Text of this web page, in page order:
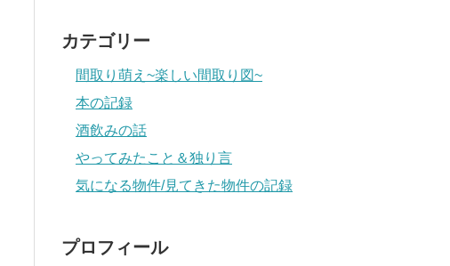
カテゴリー
間取り萌え~楽しい間取り図~
本の記録
酒飲みの話
やってみたこと＆独り言
気になる物件/見てきた物件の記録
プロフィール